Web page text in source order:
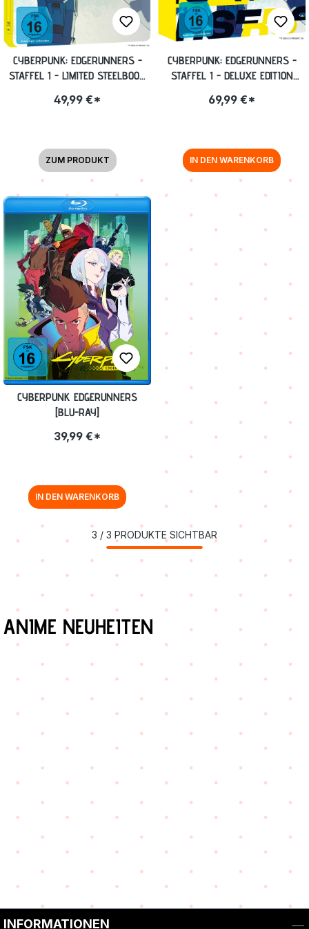
CYBERPUNK: EDGERUNNERS -
STAFFEL 1 - LIMITED STEELBOOK
49,99 €*
ZUM PRODUKT
CYBERPUNK: EDGERUNNERS -
STAFFEL 1 - DELUXE EDITION
69,99 €*
IN DEN WARENKORB
CYBERPUNK EDGERUNNERS
[BLU-RAY]
39,99 €*
IN DEN WARENKORB
3 / 3 PRODUKTE SICHTBAR
Produktgalerie überspringen
ANIME NEUHEITEN
INFORMATIONEN